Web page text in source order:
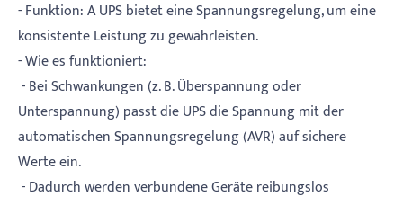
- Funktion: A UPS bietet eine Spannungsregelung, um eine
konsistente Leistung zu gewährleisten.
- Wie es funktioniert:
- Bei Schwankungen (z. B. Überspannung oder
Unterspannung) passt die UPS die Spannung mit der
automatischen Spannungsregelung (AVR) auf sichere
Werte ein.
- Dadurch werden verbundene Geräte reibungslos